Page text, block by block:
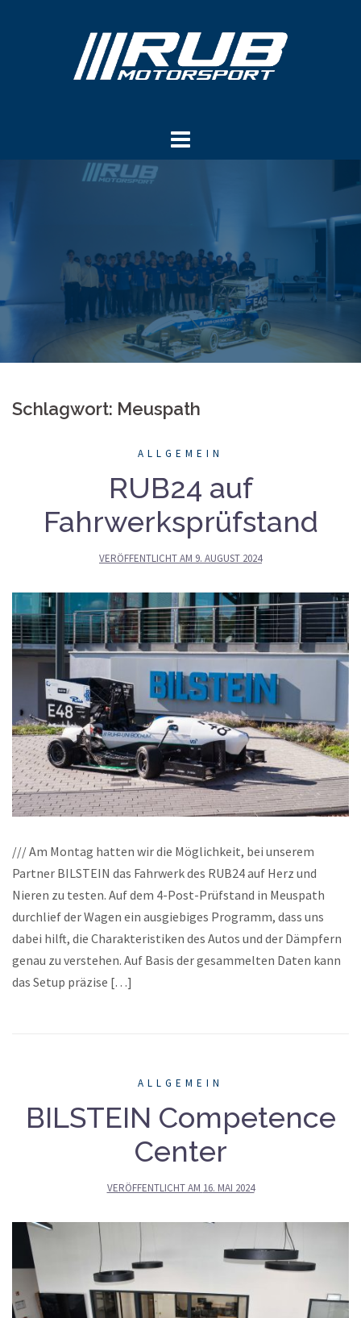
Schlagwort: Meuspath
ALLGEMEIN
RUB24 auf
Fahrwerksprüfstand
VERÖFFENTLICHT AM 9. AUGUST 2024
/// Am Montag hatten wir die Möglichkeit, bei unserem
Partner BILSTEIN das Fahrwerk des RUB24 auf Herz und
Nieren zu testen. Auf dem 4-Post-Prüfstand in Meuspath
durchlief der Wagen ein ausgiebiges Programm, dass uns
dabei hilft, die Charakteristiken des Autos und der Dämpfern
genau zu verstehen. Auf Basis der gesammelten Daten kann
das Setup präzise […]
ALLGEMEIN
BILSTEIN Competence
Center
VERÖFFENTLICHT AM 16. MAI 2024